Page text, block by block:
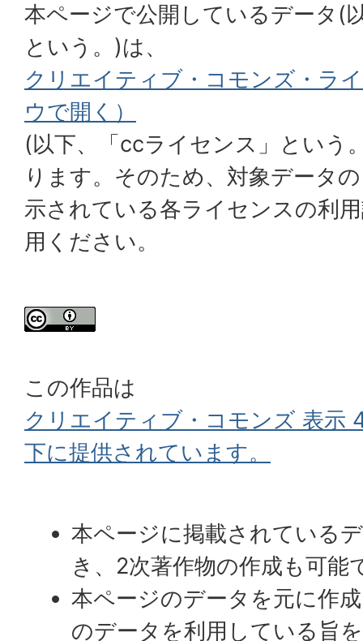
本ページで公開しているデータ(
という。)は、
クリエイティブ・コモンズ・ラ
ウで開く）
(以下、「ccライセンス」という
ります。そのため、対象データ
示されている各ライセンスの利
用ください。
この作品は
クリエイティブ・コモンズ 表示
下に提供されています。
本ページに掲載されている
き、2次著作物の作成も可能
本ページのデータを元に作
のデータを利用している旨